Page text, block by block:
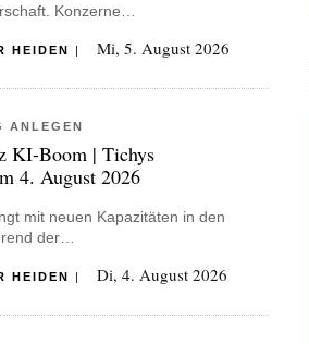
Konzerne…
HEIDEN | Mi, 5. August 2026
ANLEGEN
KI-Boom | Tichys
4. August 2026
mit neuen Kapazitäten in den
der…
HEIDEN | Di, 4. August 2026